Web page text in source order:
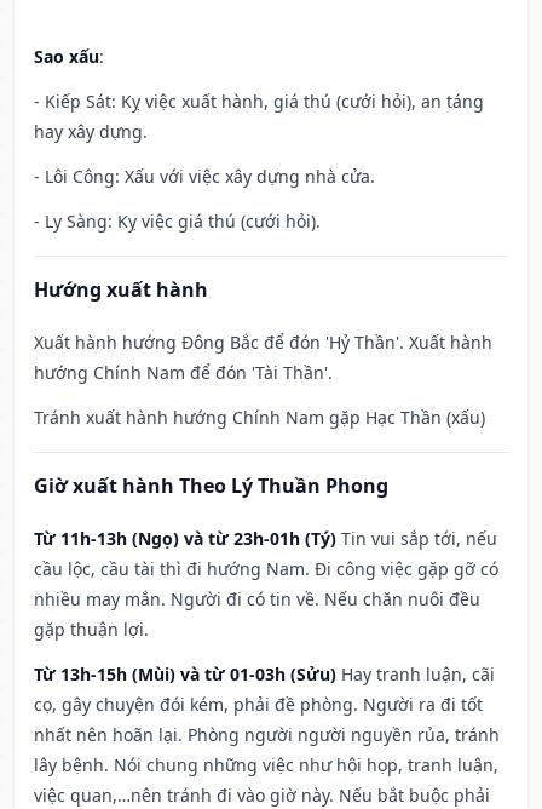
Sao xấu:
- Kiếp Sát: Kỵ việc xuất hành, giá thú (cưới hỏi), an táng
hay xây dựng.
- Lôi Công: Xấu với việc xây dựng nhà cửa.
- Ly Sàng: Kỵ việc giá thú (cưới hỏi).
Hướng xuất hành
Xuất hành hướng Đông Bắc để đón 'Hỷ Thần'. Xuất hành
hướng Chính Nam để đón 'Tài Thần'.
Tránh xuất hành hướng Chính Nam gặp Hạc Thần (xấu)
Giờ xuất hành Theo Lý Thuần Phong
Từ 11h-13h (Ngọ) và từ 23h-01h (Tý) Tin vui sắp tới, nếu
cầu lộc, cầu tài thì đi hướng Nam. Đi công việc gặp gỡ có
nhiều may mắn. Người đi có tin về. Nếu chăn nuôi đều
gặp thuận lợi.
Từ 13h-15h (Mùi) và từ 01-03h (Sửu) Hay tranh luận, cãi
cọ, gây chuyện đói kém, phải đề phòng. Người ra đi tốt
nhất nên hoãn lại. Phòng người người nguyền rủa, tránh
lây bệnh. Nói chung những việc như hội họp, tranh luận,
việc quan,…nên tránh đi vào giờ này. Nếu bắt buộc phải